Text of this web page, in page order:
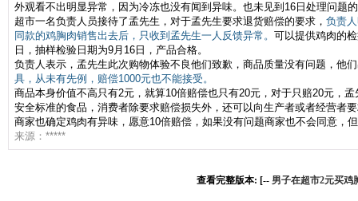
外观看不出明显异常，因为冷冻也没有闻到异味。也未见到16日处理问题
超市一名负责人员接待了孟先生，对于孟先生要求退货赔偿的要求， 负责
同款的鸡胸肉销售出去后，只收到孟先生一人反馈异常。 可以提供鸡肉的
日，抽样检验日期为9月16日，产品合格。
负责人表示，孟先生此次购物体验不良他们致歉，商品质量没有问题，他
具，从未有先例，赔偿1000元也不能接受。
商品本身价值不高只有2元，就算10倍赔偿也只有20元，对于只赔20元，
安全标准的食品，消费者除要求赔偿损失外，还可以向生产者或者经营者
商家也确定鸡肉有异味，愿意10倍赔偿，如果没有问题商家也不会同意，
来源：*****
查看完整版本: [-- 男子在超市2元买